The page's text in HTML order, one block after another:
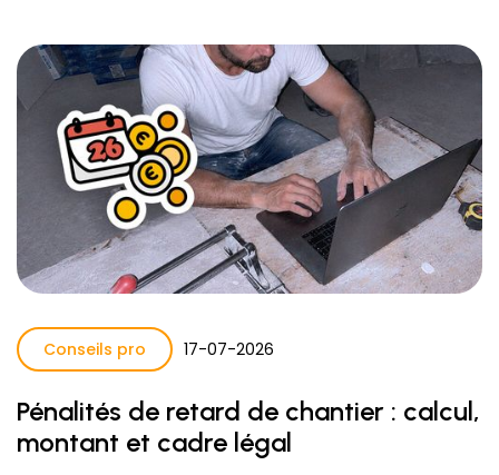
Conseils pro 17-07-2026
Pénalités de retard de chantier : calcul,
montant et cadre légal